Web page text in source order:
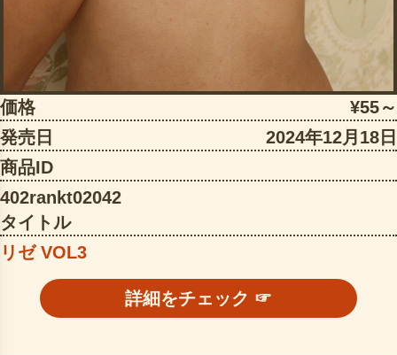
価格
¥55～
発売日
2024年12月18日
商品ID
402rankt02042
タイトル
リゼ VOL3
詳細をチェック ☞